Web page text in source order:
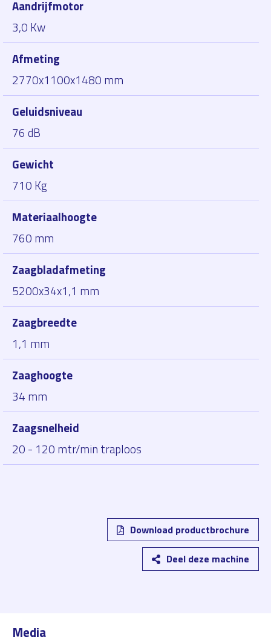
Aandrijfmotor
3,0 Kw
Afmeting
2770x1100x1480 mm
Geluidsniveau
76 dB
Gewicht
710 Kg
Materiaalhoogte
760 mm
Zaagbladafmeting
5200x34x1,1 mm
Zaagbreedte
1,1 mm
Zaaghoogte
34 mm
Zaagsnelheid
20 - 120 mtr/min traploos
Download productbrochure
Deel deze machine
Media